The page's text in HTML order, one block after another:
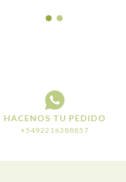
HACENOS TU PEDIDO
+5492216388857